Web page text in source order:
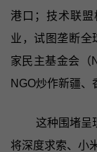
港口；技术联盟
业，试图垄断全
家民主基金会（
NGO炒作新疆、
这种围堵呈
将深度求索、小